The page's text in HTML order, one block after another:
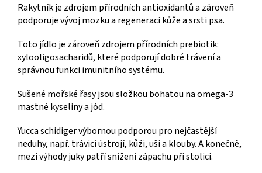
Rakytník je zdrojem přírodních antioxidantů a zároveň
podporuje vývoj mozku a regeneraci kůže a srsti psa.
Toto jídlo je zároveň zdrojem přírodních prebiotik:
xylooligosacharidů, které podporují dobré trávení a
správnou funkci imunitního systému.
Sušené mořské řasy jsou složkou bohatou na omega-3
mastné kyseliny a jód.
Yucca schidiger výbornou podporou pro nejčastější
neduhy, např. trávicí ústrojí, kůži, uši a klouby. A konečně,
mezi výhody juky patří snížení zápachu při stolici.